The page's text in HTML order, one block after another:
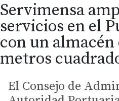
Servimensa
servicios en el
con un almacén
metros
El Consejo de